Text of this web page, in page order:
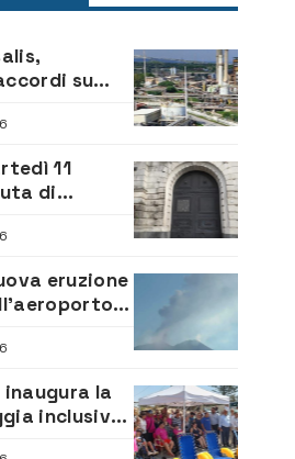
su
scrive
11
di
eruzione
inaugura la
inclusiva